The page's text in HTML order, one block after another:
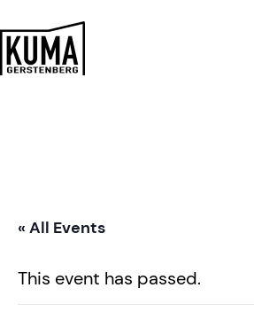
Inhalt
springen
« All Events
This event has passed.